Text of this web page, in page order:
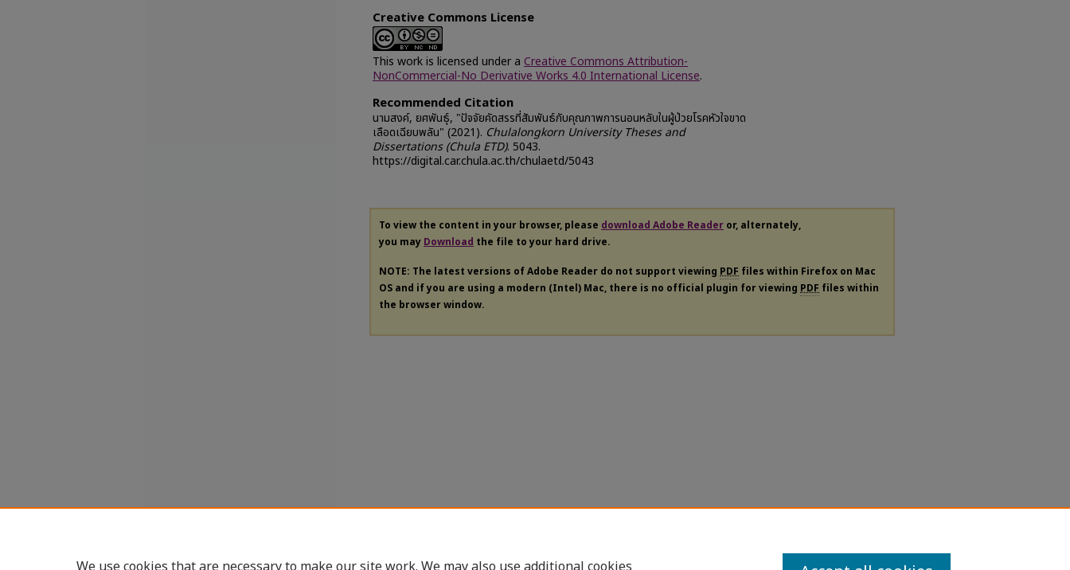
Creative Commons License
This work is licensed under a Creative Commons Attribution-
NonCommercial-No Derivative Works 4.0 International License.
Recommended Citation
นามสงค์, ยศพันธุ์, "ปัจจัยคัดสรรที่สัมพันธ์กับคุณภาพการนอนหลับในผู้ป่วยโรคหัวใจขาด
เลือดเฉียบพลัน" (2021). Chulalongkorn University Theses and
Dissertations (Chula ETD). 5043.
https://digital.car.chula.ac.th/chulaetd/5043
To view the content in your browser, please download Adobe Reader or, alternately,
you may Download the file to your hard drive.
NOTE: The latest versions of Adobe Reader do not support viewing PDF files within Firefox on Mac
OS and if you are using a modern (Intel) Mac, there is no official plugin for viewing PDF files within
the browser window.